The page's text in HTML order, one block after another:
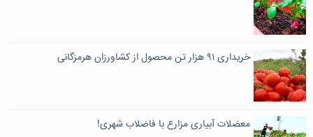
خریداری ۹۱ هزار تن محصول از کشاورزان هرمزگانی
معضلات آبیاری مزارع با فاضلاب شهری!